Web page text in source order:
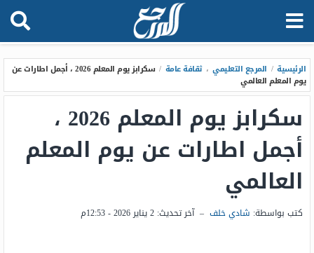
الرئيسية / المرجع التعليمي ، ثقافة عامة /
سكرابز يوم المعلم 2026 ، أجمل اطارات عن
يوم المعلم العالمي
سكرابز يوم المعلم 2026 ،
أجمل اطارات عن يوم المعلم
العالمي
كتب بواسطة: شادي خلف – آخر تحديث: 2 يناير 2026 - 12:53م